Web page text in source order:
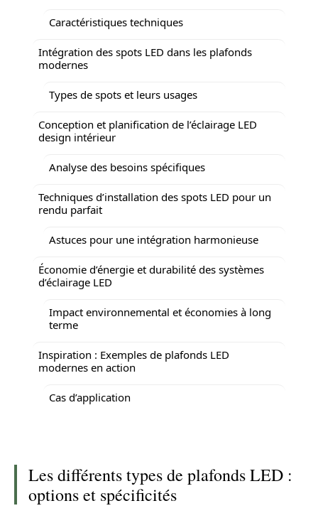
Caractéristiques techniques
Intégration des spots LED dans les plafonds
modernes
Types de spots et leurs usages
Conception et planification de l’éclairage LED
design intérieur
Analyse des besoins spécifiques
Techniques d’installation des spots LED pour un
rendu parfait
Astuces pour une intégration harmonieuse
Économie d’énergie et durabilité des systèmes
d’éclairage LED
Impact environnemental et économies à long
terme
Inspiration : Exemples de plafonds LED
modernes en action
Cas d’application
Les différents types de plafonds LED :
options et spécificités